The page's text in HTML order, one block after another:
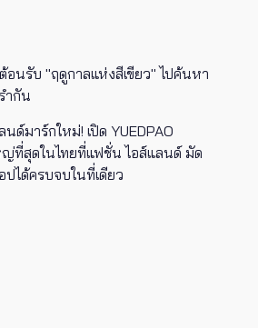
อนรับ "ฤดูกาลแห่งสีเขียว" ไปค้นหา
ำกัน
ด์มาร์กใหม่! เปิด YUEDPAO
ที่สุดในไทยที่แฟชั่น ไอส์แลนด์ มัด
ได้ครบจบในที่เดียว